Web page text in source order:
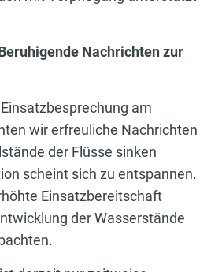
Nachrichten zur
am
wir erfreuliche Nachrichten
der Flüsse sinken
scheint sich zu entspannen.
Einsatzbereitschaft
der Wasserstände